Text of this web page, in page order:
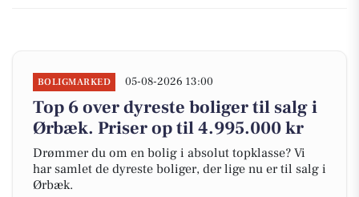
BOLIGMARKED 05-08-2026 13:00
Top 6 over dyreste boliger til salg i
Ørbæk. Priser op til 4.995.000 kr
Drømmer du om en bolig i absolut topklasse? Vi
har samlet de dyreste boliger, der lige nu er til salg i
Ørbæk.